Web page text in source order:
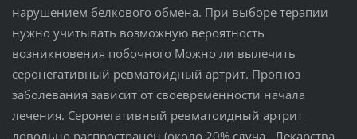
нарушением белкового обмена. При выборе терапии
нужно учитывать возможную вероятность
возникновения побочного Можно ли вылечить
серонегативный ревматоидный артрит. Прогноз
заболевания зависит от своевременности начала
лечения. Серонегативный ревматоидный артрит
довольно распространен (около 20% случа. Лекарства